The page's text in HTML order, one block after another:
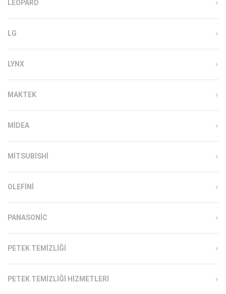
LEOPARD
LG
LYNX
MAKTEK
MIDEA
MITSUBISHI
OLEFINI
PANASONIC
PETEK TEMIZLIĞI
PETEK TEMIZLIĞI HIZMETLERI